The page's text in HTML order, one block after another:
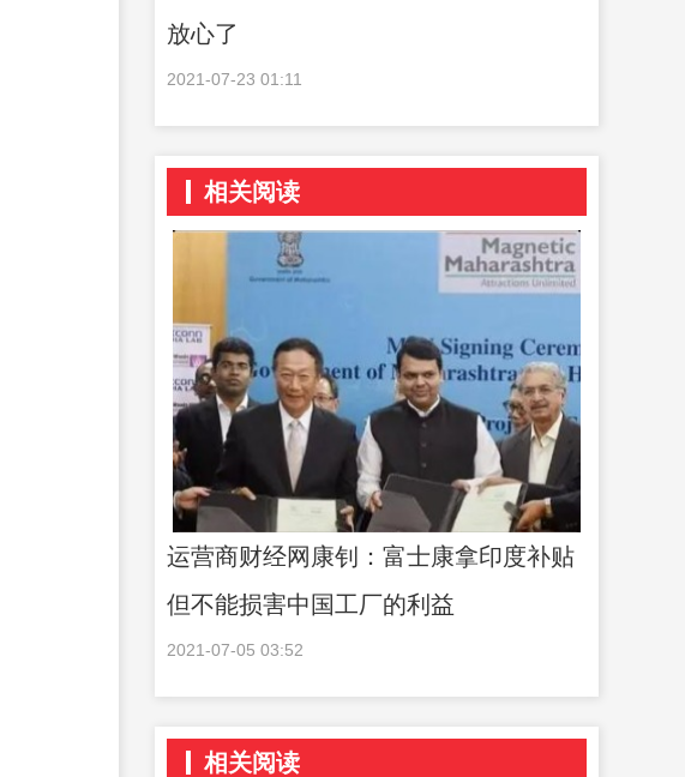
放心了
2021-07-23 01:11
相关阅读
运营商财经网康钊：富士康拿印度补贴
但不能损害中国工厂的利益
2021-07-05 03:52
相关阅读